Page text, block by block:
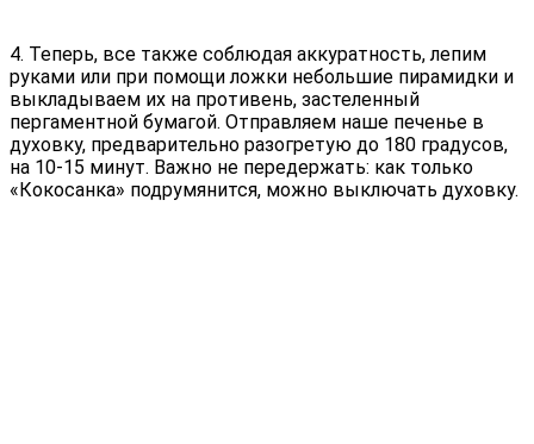
4. Теперь, все также соблюдая аккуратность, лепим
руками или при помощи ложки небольшие пирамидки и
выкладываем их на противень, застеленный
пергаментной бумагой. Отправляем наше печенье в
духовку, предварительно разогретую до 180 градусов,
на 10-15 минут. Важно не передержать: как только
«Кокосанка» подрумянится, можно выключать духовку.